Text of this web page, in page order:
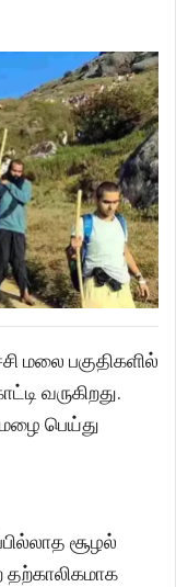
மலை பகுதிகளில்
வருகிறது.
பெய்து
சூழல்